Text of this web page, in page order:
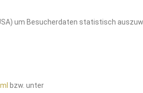
um Besucherdaten statistisch
bzw. unter